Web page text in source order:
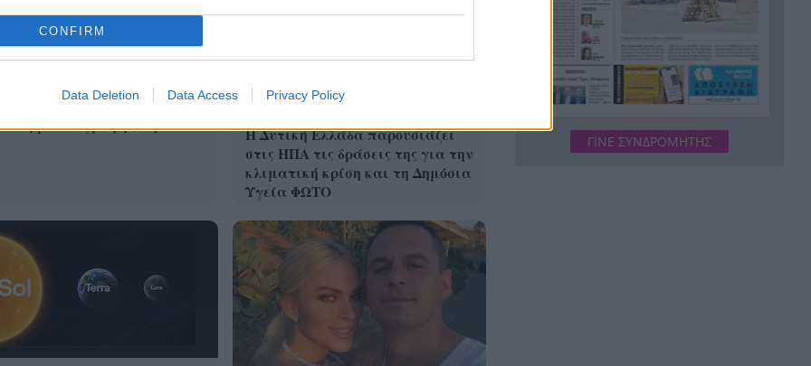
CONFIRM
Data Deletion Data Access Privacy Policy
«ντόνατ» της OpenAI: Όλα
ξέρουμε για την πρώτη της
με υπογραφή Jony Ive
Η Δυτική Ελλάδα παρουσιάζει
στις ΗΠΑ τις δράσεις της για την
κλιματική κρίση και τη Δημόσια
Υγεία ΦΩΤΟ
το Σάββατο στην Παραλία
Πατρών λόγω εργασιών
14:18 Ευρωλίγκα μπάσκετ: Με υπερ-
ρόστερ οι δύο ελληνικές
ομάδες
Η εμπειρία της Δυτικής
ΓΙΝΕ ΣΥΝΔΡΟΜΗΤΗΣ